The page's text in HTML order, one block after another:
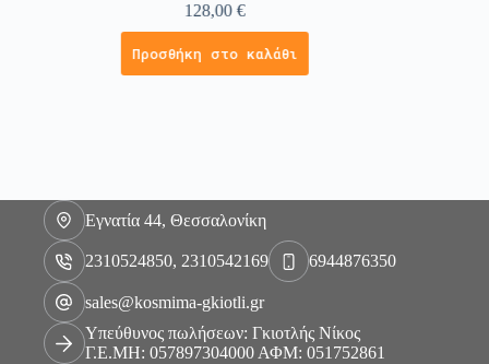
128,00€
Προσθήκη στο καλάθι
Εγνατία 44, Θεσσαλονίκη
2310524850, 2310542169 6944876350
sales@kosmima-gkiotli.gr
Υπεύθυνος πωλήσεων: Γκιοτλής Νίκος
Γ.Ε.ΜΗ: 057897304000 ΑΦΜ: 051752861